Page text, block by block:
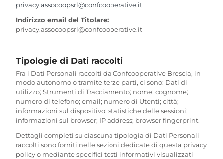
privacy.assocoopsrl@confcooperative.it
Indirizzo email del Titolare:
privacy.assocoopsrl@confcooperative.it
Tipologie di Dati raccolti
Fra i Dati Personali raccolti da Confcooperative Brescia, in
modo autonomo o tramite terze parti, ci sono: Dati di
utilizzo; Strumenti di Tracciamento; nome; cognome;
numero di telefono; email; numero di Utenti; città;
informazioni sul dispositivo; statistiche delle sessioni;
informazioni sul browser; IP address; browser fingerprint.
Dettagli completi su ciascuna tipologia di Dati Personali
raccolti sono forniti nelle sezioni dedicate di questa privacy
policy o mediante specifici testi informativi visualizzati